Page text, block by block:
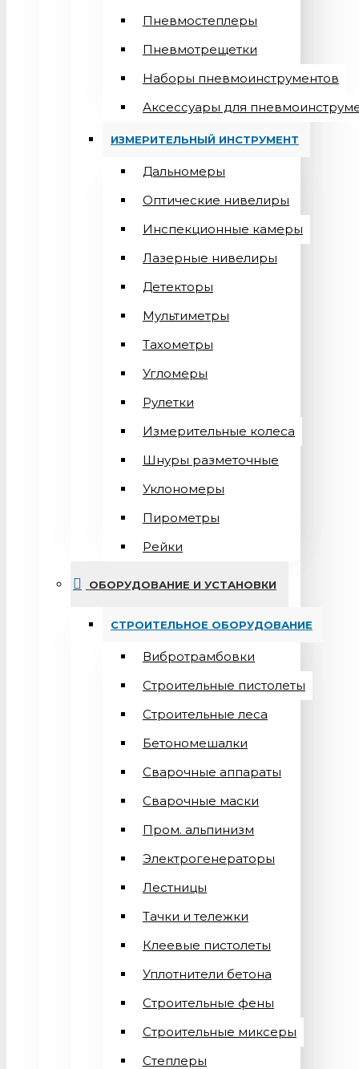
Пневмостеплеры
Пневмотрещетки
Наборы пневмоинструментов
Аксессуары для
ИЗМЕРИТЕЛЬНЫЙ ИНСТРУМЕНТ
Дальномеры
Оптические нивелиры
Инспекционные камеры
Лазерные нивелиры
Детекторы
Мультиметры
Тахометры
Угломеры
Рулетки
Измерительные колеса
Шнуры разметочные
Уклономеры
Пирометры
Рейки
ОБОРУДОВАНИЕ И УСТАНОВКИ
СТРОИТЕЛЬНОЕ ОБОРУДОВАНИЕ
Вибротрамбовки
Строительные пистолеты
Строительные леса
Бетономешалки
Сварочные аппараты
Cварочные маски
Пром. альпинизм
Электрогенераторы
Лестницы
Тачки и тележки
Клеевые пистолеты
Уплотнители бетона
Строительные фены
Строительные миксеры
Степлеры